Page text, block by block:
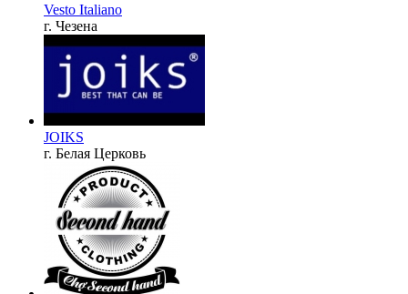
Vesto Italiano
г. Чезена
JOIKS
г. Белая Церковь